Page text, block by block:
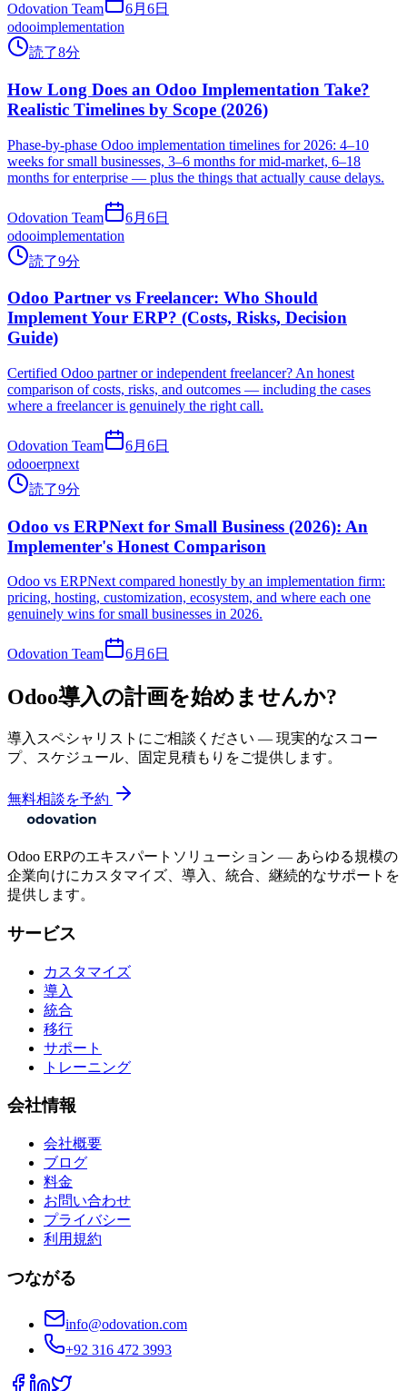
Odovation Team
6月6日
odooimplementation
読了8分
How Long Does an Odoo Implementation Take?
Realistic Timelines by Scope (2026)
Phase-by-phase Odoo implementation timelines for 2026: 4–10
weeks for small businesses, 3–6 months for mid-market, 6–18
months for enterprise — plus the things that actually cause delays.
Odovation Team
6月6日
odooimplementation
読了9分
Odoo Partner vs Freelancer: Who Should
Implement Your ERP? (Costs, Risks, Decision
Guide)
Certified Odoo partner or independent freelancer? An honest
comparison of costs, risks, and outcomes — including the cases
where a freelancer is genuinely the right call.
Odovation Team
6月6日
odooerpnext
読了9分
Odoo vs ERPNext for Small Business (2026): An
Implementer's Honest Comparison
Odoo vs ERPNext compared honestly by an implementation firm:
pricing, hosting, customization, ecosystem, and where each one
genuinely wins for small businesses in 2026.
Odovation Team 6月6日
Odoo導入の計画を始めませんか?
導入スペシャリストにご相談ください — 現実的なスコー
プ、スケジュール、固定見積もりをご提供します。
無料相談を予約
Odoo ERPのエキスパートソリューション — あらゆる規模の
企業向けにカスタマイズ、導入、統合、継続的なサポートを
提供します。
サービス
カスタマイズ
導入
統合
移行
サポート
トレーニング
会社情報
会社概要
ブログ
料金
お問い合わせ
プライバシー
利用規約
つながる
info@odovation.com
+92 316 472 3993